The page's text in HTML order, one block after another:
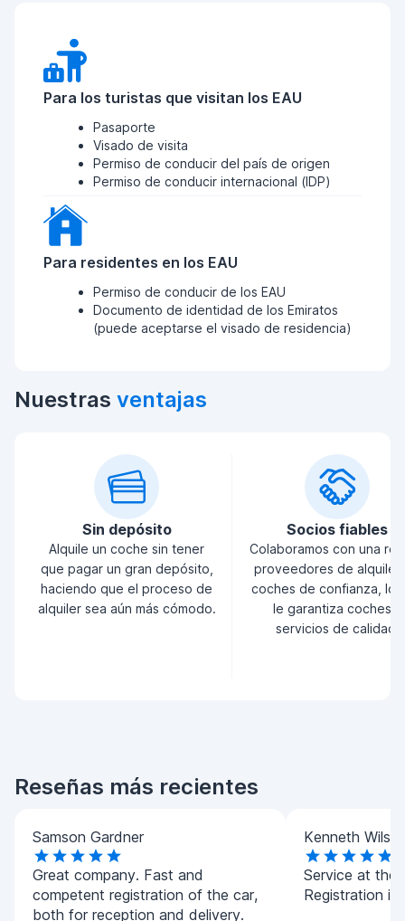
Para los turistas que visitan los EAU
Pasaporte
Visado de visita
Permiso de conducir del país de origen
Permiso de conducir internacional (IDP)
Para residentes en los EAU
Permiso de conducir de los EAU
Documento de identidad de los Emiratos
(puede aceptarse el visado de residencia)
Nuestras ventajas
Sin depósito
Alquile un coche sin tener
que pagar un gran depósito,
haciendo que el proceso de
alquiler sea aún más cómodo.
Socios fiables
Colaboramos con una
proveedores de alquiler
coches de confianza, lo
le garantiza coches y
servicios de calidad.
Reseñas más recientes
Samson Gardner
Great company. Fast and
competent registration of the car,
both for reception and delivery.
Kenneth
Service at the
Registration is